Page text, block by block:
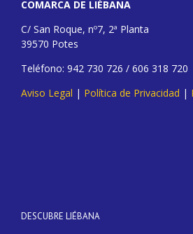
COMARCA DE LIÉBANA
C/ San Roque, nº7, 2ª Planta
39570 Potes
Teléfono: 942 730 726 / 606 318 720
Aviso Legal | Política de Privacidad |
DESCUBRE LIÉBANA